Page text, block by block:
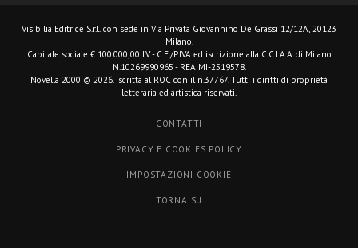
Visibilia Editrice S.r.l. con sede in Via Privata Giovannino De Grassi 12/12A, 20123
Milano.
Capitale sociale € 100.000,00 I.V. - C.F./P.IVA ed iscrizione alla C.C.I.A.A. di Milano
N.10269990965 - REA MI-2519578.
Novella 2000 © 2026. Iscritta al ROC con il n.37767. Tutti i diritti di proprietà
letteraria ed artistica riservati.
CONTATTI
PRIVACY E COOKIES POLICY
IMPOSTAZIONI COOKIE
TORNA SU